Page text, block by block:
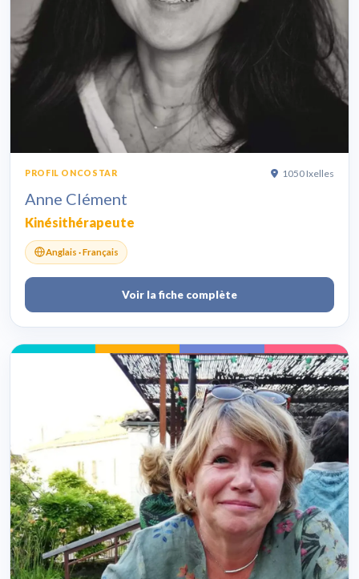
PROFIL ONCOSTAR 1050 Ixelles
Anne Clément
Kinésithérapeute
Anglais · Français
Voir la fiche complète